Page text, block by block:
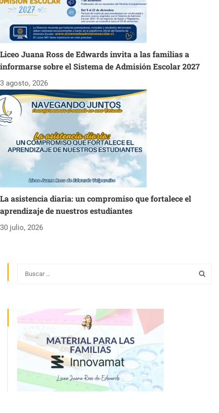
Liceo Juana Ross de Edwards invita a las familias a
informarse sobre el Sistema de Admisión Escolar 2027
3 agosto, 2026
La asistencia diaria: un compromiso que fortalece el
aprendizaje de nuestros estudiantes
30 julio, 2026